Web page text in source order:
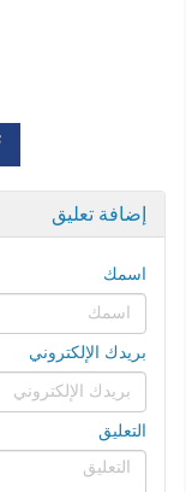
إضافة تعليق
اسمك
بريدك الإلكتروني
التعليق